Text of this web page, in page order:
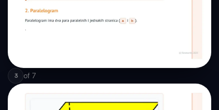
3 of 7